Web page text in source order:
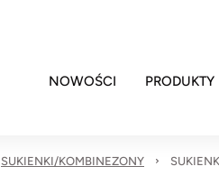
NOWOŚCI PRODUKTY
SUKIENKI/KOMBINEZONY